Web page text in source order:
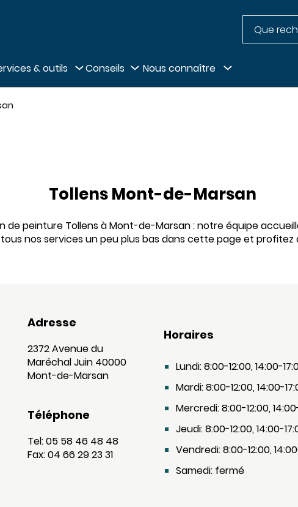
pied de page
& outils Conseils Nous connaître
Tollens Mont-de-Marsan
de peinture Tollens à Mont-de-Marsan : notre équipe
nos services un peu plus bas dans cette page et profitez
Adresse
2372 Avenue du
Maréchal Juin 40000
Mont-de-Marsan
Téléphone
Tel: 05 58 46 48 48
Fax: 04 66 29 23 31
Horaires
Lundi: 8:00-12:00, 14:00-
Mardi: 8:00-12:00, 14:00-
Mercredi: 8:00-12:00,
Jeudi: 8:00-12:00, 14:00-
Vendredi: 8:00-12:00,
Samedi: fermé